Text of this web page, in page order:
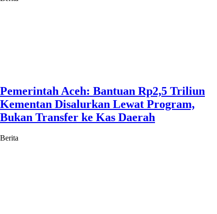
Pemerintah Aceh: Bantuan Rp2,5 Triliun
Kementan Disalurkan Lewat Program,
Bukan Transfer ke Kas Daerah
Berita